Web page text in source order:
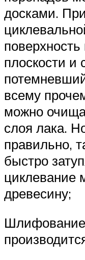
досками.
плоскости и
всему
можно
слоя лака.
правильно,
быстро
циклевание
древесину;
Шлифование